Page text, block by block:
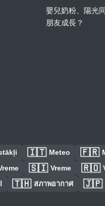
嬰兒奶粉、陽光
朋友成長？
🇮🇹 Meteo 🇫🇷
🇸🇮 Vreme 🇷🇴
🇹🇭 สภาพอากาศ 🇯🇵